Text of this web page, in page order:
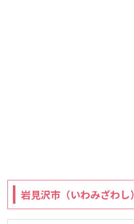
岩見沢市（いわみざわし）